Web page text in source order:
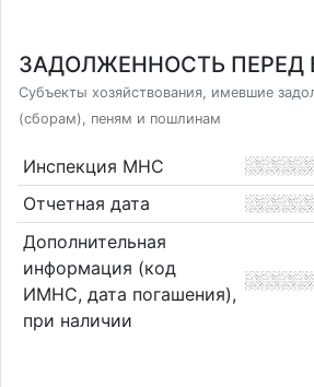
ЗАДОЛЖЕННОСТЬ
Субъекты хозяйствования, имевшие
(сборам), пеням и пошлинам
Инспекция МНС
Отчетная дата
Дополнительная
информация (код
ИМНС, дата погашения),
при наличии